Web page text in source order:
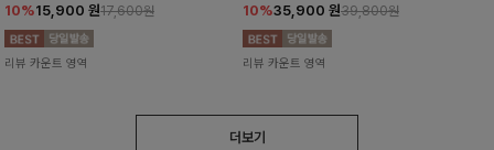
10%15,900 원17,600원
리뷰 카운트 영역
10%35,900 원39,800원
리뷰 카운트 영역
더보기